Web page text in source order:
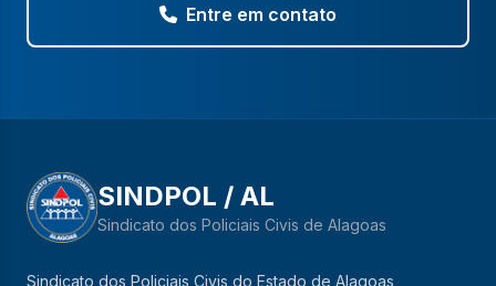
Entre em contato
SINDPOL / AL
Sindicato dos Policiais Civis de Alagoas
Sindicato dos Policiais Civis do Estado de Alagoas,